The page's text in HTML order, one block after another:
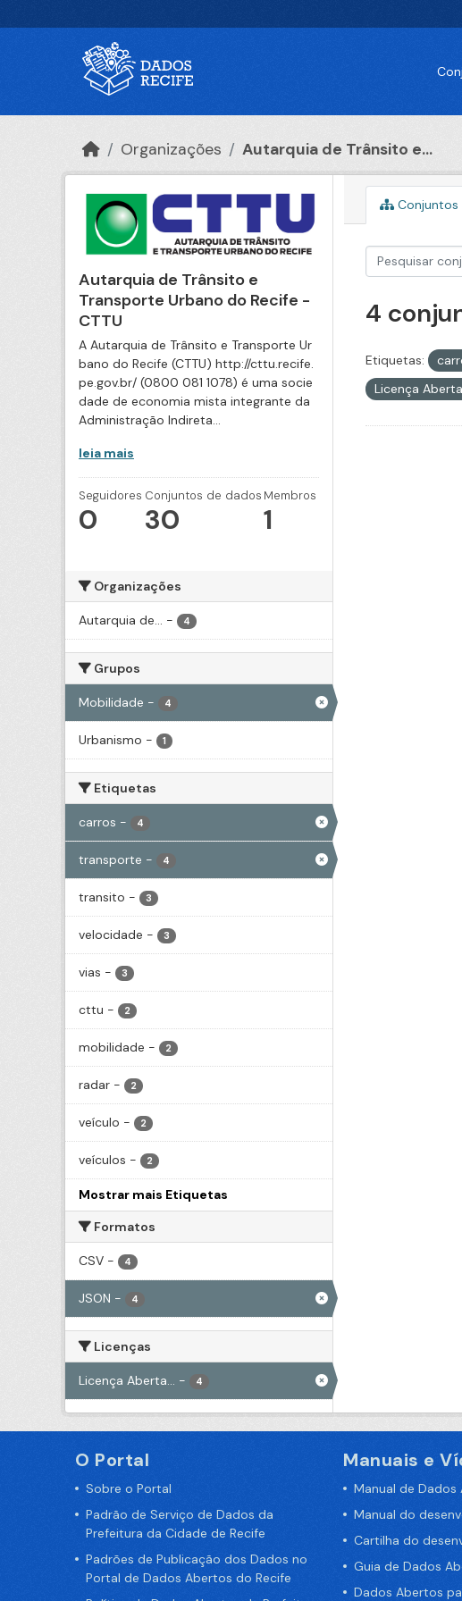
Organizações Autarquia de Trânsito e...
Autarquia de Trânsito e
Transporte Urbano do Recife -
CTTU
A Autarquia de Trânsito e Transporte Ur
bano do Recife (CTTU) http://cttu.recife.
pe.gov.br/ (0800 081 1078) é uma socie
dade de economia mista integrante da
Administração Indireta...
leia mais
Seguidores
0
Conjuntos de dados
30
Membros
1
Organizações
Autarquia de... - 4
Grupos
Mobilidade - 4
Urbanismo - 1
Etiquetas
carros - 4
transporte - 4
transito - 3
velocidade - 3
vias - 3
cttu - 2
mobilidade - 2
radar - 2
veículo - 2
veículos - 2
Mostrar mais Etiquetas
Formatos
CSV - 4
JSON - 4
Licenças
Licença Aberta... - 4
Conjuntos
4
Etiquetas:
Licença
O Portal
Sobre o Portal
Padrão de Serviço de Dados da
Prefeitura da Cidade de Recife
Padrões de Publicação dos Dados no
Portal de Dados Abertos do Recife
Manuais e
Manual de Dados
Manual do
Cartilha do
Guia de Dados
Dados Abertos